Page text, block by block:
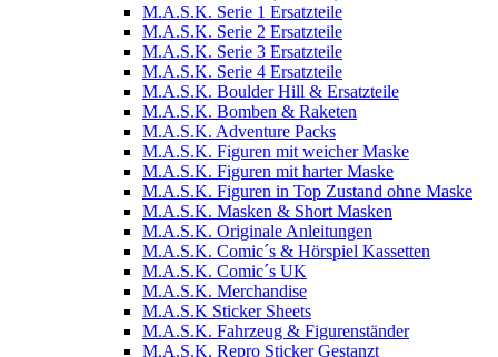
M.A.S.K. Serie 1 Ersatzteile
M.A.S.K. Serie 2 Ersatzteile
M.A.S.K. Serie 3 Ersatzteile
M.A.S.K. Serie 4 Ersatzteile
M.A.S.K. Boulder Hill & Ersatzteile
M.A.S.K. Bomben & Raketen
M.A.S.K. Adventure Packs
M.A.S.K. Figuren mit weicher Maske
M.A.S.K. Figuren mit harter Maske
M.A.S.K. Figuren in Top Zustand ohne Maske
M.A.S.K. Masken & Short Masken
M.A.S.K. Originale Anleitungen
M.A.S.K. Comic´s & Hörspiel Kassetten
M.A.S.K. Comic´s UK
M.A.S.K. Merchandise
M.A.S.K Sticker Sheets
M.A.S.K. Fahrzeug & Figurenständer
M.A.S.K. Repro Sticker Gestanzt